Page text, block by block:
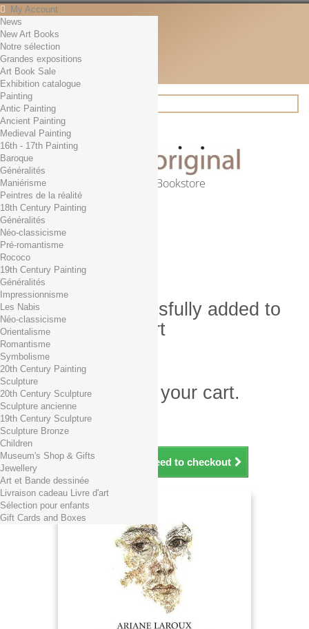
My Account
Contact
English
English
Français
News
Search
Online Art Bookstore
Cart (empty)
No products
Free shipping!
0,00 € Total
Check out
Product successfully added to
your shopping cart
Quantity
Total
There is 1 item in your cart.
Total products (tax incl.)
Total shipping TTC
Total (tax incl.)
Continue shopping Proceed to checkout
News
New Art Books
Notre sélection
Grandes expositions
Art Book Sale
Exhibition catalogue
Painting
Antic Painting
Ancient Painting
Medieval Painting
16th - 17th Painting
Baroque
Généralités
Maniérisme
Peintres de la réalité
18th Century Painting
Généralités
Néo-classicisme
Pré-romantisme
Rococo
19th Century Painting
Généralités
Impressionnisme
Les Nabis
Néo-classicisme
Orientalisme
Romantisme
Symbolisme
20th Century Painting
Sculpture
20th Century Sculpture
Sculpture ancienne
19th Century Sculpture
Sculpture Bronze
Children
Museum's Shop & Gifts
Jewellery
Art et Bande dessinée
Livraison cadeau Livre d'art
Sélection pour enfants
Gift Cards and Boxes